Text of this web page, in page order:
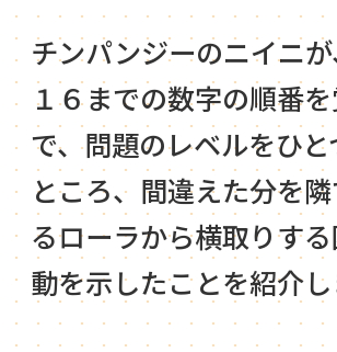
チンパンジーのニイニ
１６までの数字の順番
で、問題のレベルをひ
ところ、間違えた分を
るローラから横取りす
動を示したことを紹介し